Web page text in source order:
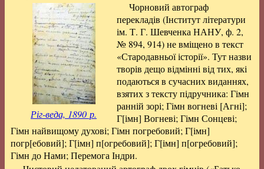
Ріг-веда, 1890 р.
Чорновий автограф
перекладів (Інститут літератури
ім. Т. Г. Шевченка НАНУ, ф. 2,
№ 894, 914) не вміщено в текст
«Стародавньої історії». Тут назви
творів дещо відмінні від тих, які
подаються в сучасних виданнях,
взятих з тексту підручника: Гімн
ранній зорі; Гімн вогневі [Агні];
Г[імн] Вогневі; Гімн Сонцеві;
Гімн найвищому духові; Гімн погребовий; Г[імн]
погр[ебовий]; Г[імн] п[огребовий]; Г[імн] п[огребовий];
Гімн до Нами; Перемога Індри.